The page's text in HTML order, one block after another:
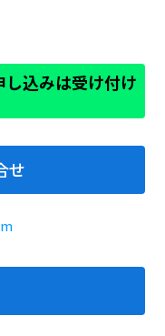
込みは受け付け
せ